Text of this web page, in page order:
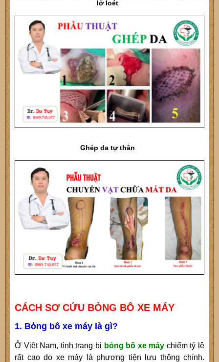
lở loét
Ghép da tự thân
CÁCH SƠ CỨU BỎNG BÔ XE MÁY
1. Bỏng bô xe máy là gì?
Ở Việt Nam, tình trạng bị bỏng bô xe máy chiếm tỷ lệ
rất cao do xe máy là phương tiện lưu thông chính.